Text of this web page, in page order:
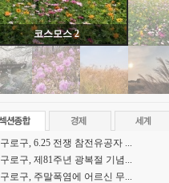
코스모스 2
구로구, 6.25 전쟁 참전유공자 ...
구로구, 제81주년 광복절 기념...
구로구, 주말폭염에 어르신 무...